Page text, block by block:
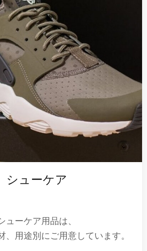
シューケア
ューケア用品は、
、用途別にご用意しています。